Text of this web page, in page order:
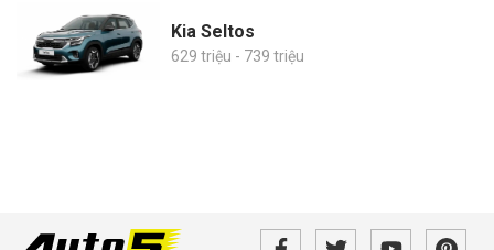
Kia Seltos
629 triệu - 739 triệu